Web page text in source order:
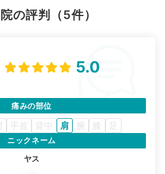
の評判（5件）
5.0
痛みの部位
手首 背中 肩 腕 膝 足
ニックネーム
ヤス